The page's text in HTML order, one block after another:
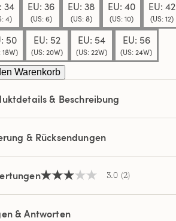
34
4)
EU: 36
(US: 6)
EU: 38
(US: 8)
EU: 40
(US: 10)
EU: 42
(US: 12)
50
18W)
EU: 52
(US: 20W)
EU: 54
(US: 22W)
EU: 56
(US: 24W)
Warenkorb
& Beschreibung
& Rücksendungen
3.0
5
Sternen,
Durchschnittswert
3.0 (2)
& Antworten